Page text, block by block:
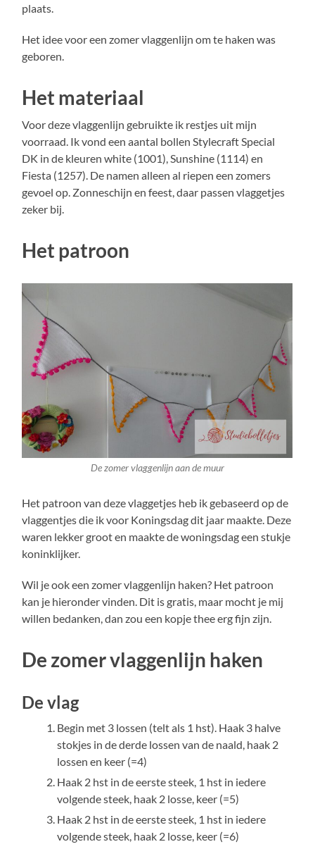
plaats.
Het idee voor een zomer vlaggenlijn om te haken was
geboren.
Het materiaal
Voor deze vlaggenlijn gebruikte ik restjes uit mijn
voorraad. Ik vond een aantal bollen Stylecraft Special
DK in de kleuren white (1001), Sunshine (1114) en
Fiesta (1257). De namen alleen al riepen een zomers
gevoel op. Zonneschijn en feest, daar passen vlaggetjes
zeker bij.
Het patroon
De zomer vlaggenlijn aan de muur
Het patroon van deze vlaggetjes heb ik gebaseerd op de
vlaggentjes die ik voor Koningsdag dit jaar maakte. Deze
waren lekker groot en maakte de woningsdag een stukje
koninklijker.
Wil je ook een zomer vlaggenlijn haken? Het patroon
kan je hieronder vinden. Dit is gratis, maar mocht je mij
willen bedanken, dan zou een kopje thee erg fijn zijn.
De zomer vlaggenlijn haken
De vlag
Begin met 3 lossen (telt als 1 hst). Haak 3 halve
stokjes in de derde lossen van de naald, haak 2
lossen en keer (=4)
Haak 2 hst in de eerste steek, 1 hst in iedere
volgende steek, haak 2 losse, keer (=5)
Haak 2 hst in de eerste steek, 1 hst in iedere
volgende steek, haak 2 losse, keer (=6)